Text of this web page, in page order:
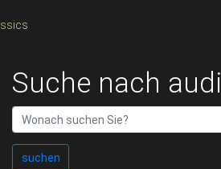
Suche nach
suchen